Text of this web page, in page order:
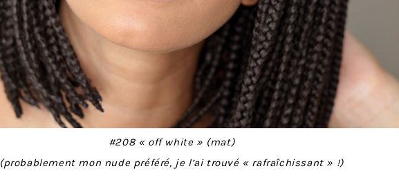
#208 « off white » (mat)
(probablement mon nude préféré, je l’ai trouvé « rafraîchissant » !)